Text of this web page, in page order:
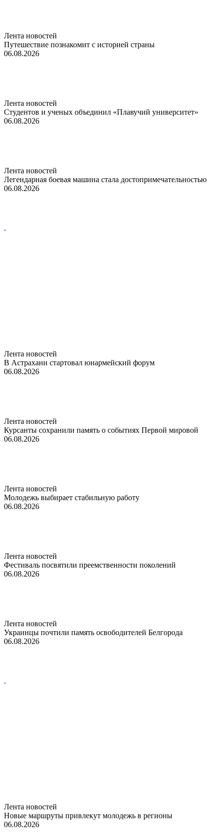
Лента новостей
Путешествие познакомит с историей страны
06.08.2026
Лента новостей
Студентов и ученых объединил «Плавучий университет»
06.08.2026
Лента новостей
Легендарная боевая машина стала достопримечательностью
06.08.2026
Лента новостей
В Астрахани стартовал юнармейский форум
06.08.2026
Лента новостей
Курсанты сохранили память о событиях Первой мировой
06.08.2026
Лента новостей
Молодежь выбирает стабильную работу
06.08.2026
Лента новостей
Фестиваль посвятили преемственности поколений
06.08.2026
Лента новостей
Украинцы почтили память освободителей Белгорода
06.08.2026
Лента новостей
Новые маршруты привлекут молодежь в регионы
06.08.2026